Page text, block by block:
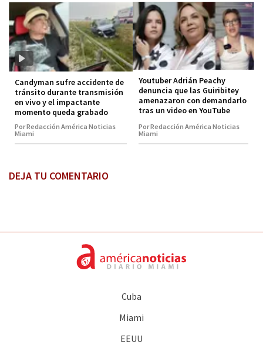
Candyman sufre accidente de
tránsito durante transmisión
en vivo y el impactante
momento queda grabado
Por Redacción América Noticias
Miami
Youtuber Adrián Peachy
denuncia que las Guiribitey
amenazaron con demandarlo
tras un video en YouTube
Por Redacción América Noticias
Miami
DEJA TU COMENTARIO
Cuba
Miami
EEUU